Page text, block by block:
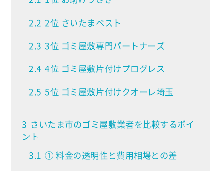
2.2 2位 さいたまベスト
2.3 3位 ゴミ屋敷専門パートナーズ
2.4 4位 ゴミ屋敷片付けプログレス
2.5 5位 ゴミ屋敷片付けクオーレ埼玉
3 さいたま市のゴミ屋敷業者を比較するポイ
ント
3.1 ① 料金の透明性と費用相場との差